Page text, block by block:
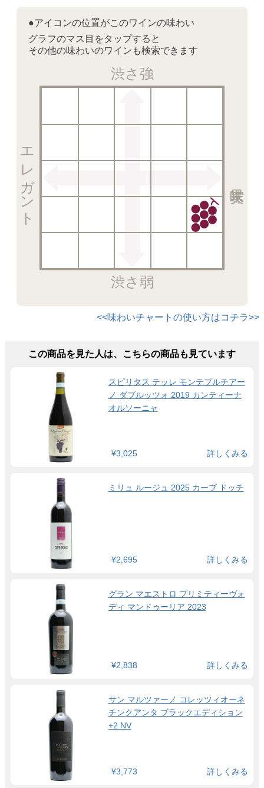
●アイコンの位置がこのワインの味わい
グラフのマス目をタップすると
その他の味わいのワインも検索できます
渋さ強
渋さ弱
エレガント
<<味わいチャートの使い方はコチラ>>
この商品を見た人は、こちらの商品も見ています
スピリタス テッレ モンテプルチアー
ノ ダブルッツォ 2019 カンティーナ
オルソーニャ
¥3,025 詳しくみる
ミリュ ルージュ 2025 カーブ ドッチ
¥2,695 詳しくみる
グラン マエストロ プリミティーヴォ
ディ マンドゥーリア 2023
¥2,838 詳しくみる
サン マルツァーノ コレッツィオーネ
チンクアンタ ブラックエディション
+2 NV
¥3,773 詳しくみる